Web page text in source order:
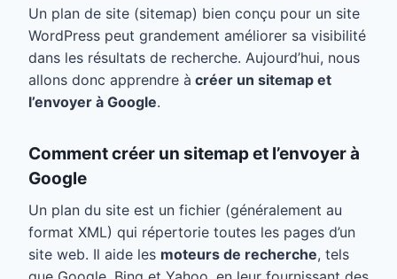
Un plan de site (sitemap) bien conçu pour un site
WordPress peut grandement améliorer sa visibilité
dans les résultats de recherche. Aujourd’hui, nous
allons donc apprendre à créer un sitemap et
l’envoyer à Google.
Comment créer un sitemap et l’envoyer à
Google
Un plan du site est un fichier (généralement au
format XML) qui répertorie toutes les pages d’un
site web. Il aide les moteurs de recherche, tels